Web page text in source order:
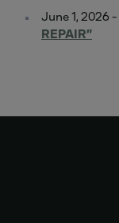
June 1, 2026 -
REPAIR”